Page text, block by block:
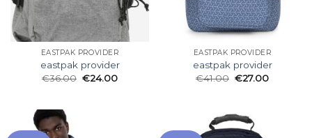
EASTPAK PROVIDER
eastpak provider
€36.00 €24.00
EASTPAK PROVIDER
eastpak provider
€41.00 €27.00